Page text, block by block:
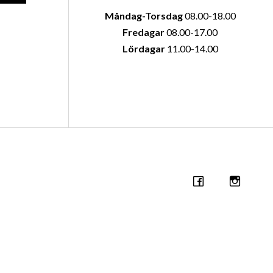
Måndag-Torsdag08.00-18.00
Fredagar08.00-17.00
Lördagar11.00-14.00